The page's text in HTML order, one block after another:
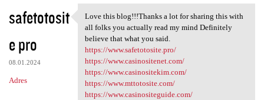
safetotosit
e pro
08.01.2024
Adres
Love this blog!!!Thanks a lot
Love this blog!!!Thanks a lot for sharing this with
all folks you actually read my mind Definitely
believe that what you said.
https://www.safetotosite.pro/
https://www.casinositenet.com/
https://www.casinositekim.com/
https://www.mttotosite.com/
https://www.casinositeguide.com/